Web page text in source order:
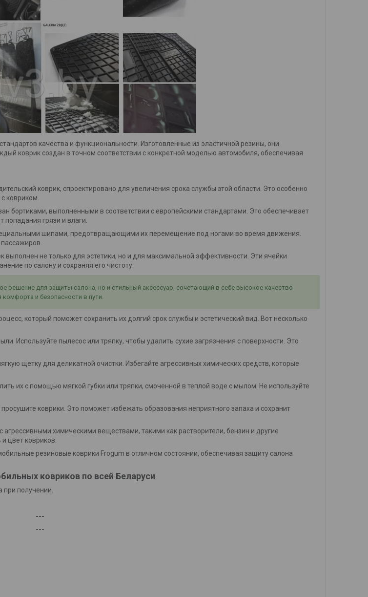
качества и функциональности. Изготовленные из эластичной резины, они
коврик создан в точном соответствии с конкретной моделью автомобиля, обеспечивая
коврик, спроектировано для увеличения срока службы этой области. Это особенно
ковриком.
бортиками, выполненными в соответствии с европейскими стандартами. Это обеспечивает
грязи и влаги.
шипами, предотвращающими их перемещение под ногами во время движения.
выполнен не только для эстетики, но и для максимальной эффективности. Эти ячейки
по салону и сохраняя его чистоту.
решение для защиты салона, но и стильный аксессуар, сочетающий в себе высокое качество
и безопасности в пути.
который поможет сохранить их долгий срок службы и эстетический вид. Вот несколько
Используйте пылесос или тряпку, чтобы удалить сухие загрязнения с поверхности. Это
щетку для деликатной очистки. Избегайте агрессивных химических средств, которые
их с помощью мягкой губки или тряпки, смоченной в теплой воде с мылом. Не используйте
коврики. Это поможет избежать образования неприятного запаха и сохранит
агрессивными химическими веществами, такими как растворители, бензин и другие
цвет ковриков.
резиновые коврики Frogum в отличном состоянии, обеспечивая защиту салона
ковриков по всей Беларуси
получении.
---
---